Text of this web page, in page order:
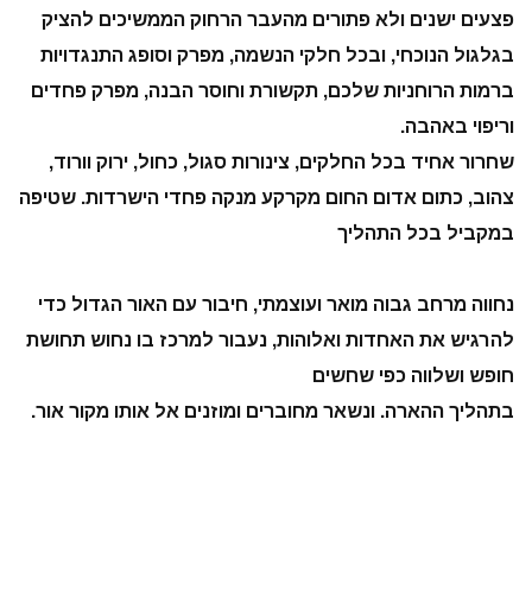
פצעים ישנים ולא פתורים מהעבר הרחוק הממשיכים להציק
בגלגול הנוכחי, ובכל חלקי הנשמה, מפרק וסופג התנגדויות
ברמות הרוחניות שלכם, תקשורת וחוסר הבנה, מפרק פחדים
וריפוי באהבה.
שחרור אחיד בכל החלקים, צינורות סגול, כחול, ירוק וורוד,
צהוב, כתום אדום החום מקרקע מנקה פחדי הישרדות. שטיפה
במקביל בכל התהליך
נחווה מרחב גבוה מואר ועוצמתי, חיבור עם האור הגדול כדי
להרגיש את האחדות ואלוהות, נעבור למרכז בו נחוש תחושת
חופש ושלווה כפי שחשים
בתהליך ההארה. ונשאר מחוברים ומוזנים אל אותו מקור אור.